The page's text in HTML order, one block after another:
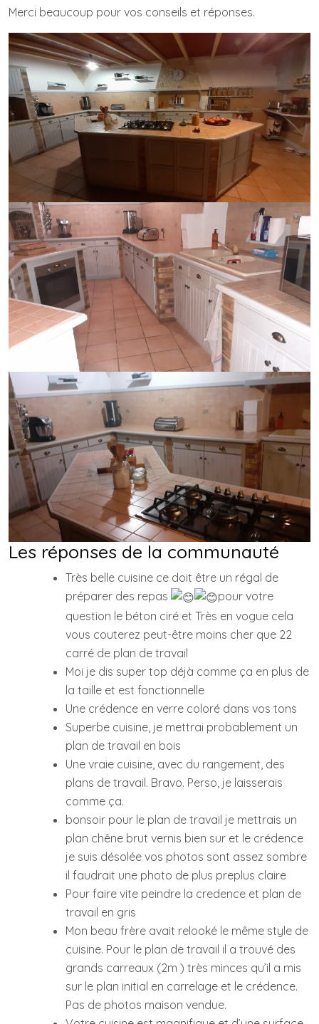
Merci beaucoup pour vos conseils et réponses.
Les réponses de la communauté
Très belle cuisine ce doit être un régal de
préparer des repas
pour votre
question le béton ciré et Très en vogue cela
vous couterez peut-être moins cher que 22
carré de plan de travail
Moi je dis super top déjà comme ça en plus de
la taille et est fonctionnelle
Une crédence en verre coloré dans vos tons
Superbe cuisine, je mettrai probablement un
plan de travail en bois
Une vraie cuisine, avec du rangement, des
plans de travail. Bravo. Perso, je laisserais
comme ça.
bonsoir pour le plan de travail je mettrais un
plan chêne brut vernis bien sur et le crédence
je suis désolée vos photos sont assez sombre
il faudrait une photo de plus preplus claire
Pour faire vite peindre la credence et plan de
travail en gris
Mon beau frère avait relooké le même style de
cuisine. Pour le plan de travail il a trouvé des
grands carreaux (2m ) très minces qu’il a mis
sur le plan initial en carrelage et le crédence.
Pas de photos maison vendue.